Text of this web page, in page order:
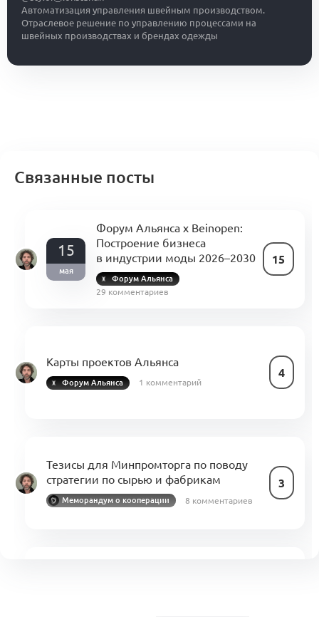
Автоматизация управления швейным производством.
Отраслевое решение по управлению процессами на
швейных производствах и брендах одежды
Связанные посты
15
мая
Форум Альянса x Beinopen:
Построение бизнеса
в индустрии моды 2026–2030
15
Форум Альянса
29 комментариев
Карты проектов Альянса
4
Форум Альянса 1 комментарий
Тезисы для Минпромторга по поводу
стратегии по сырью и фабрикам
3
Меморандум о кооперации 8 комментариев